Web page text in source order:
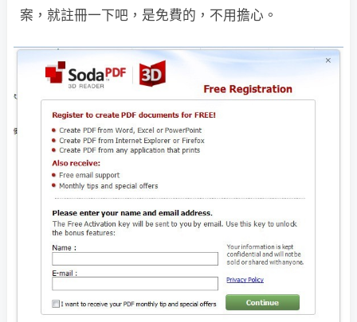
案，就註冊一下吧，是免費的，不用擔心。